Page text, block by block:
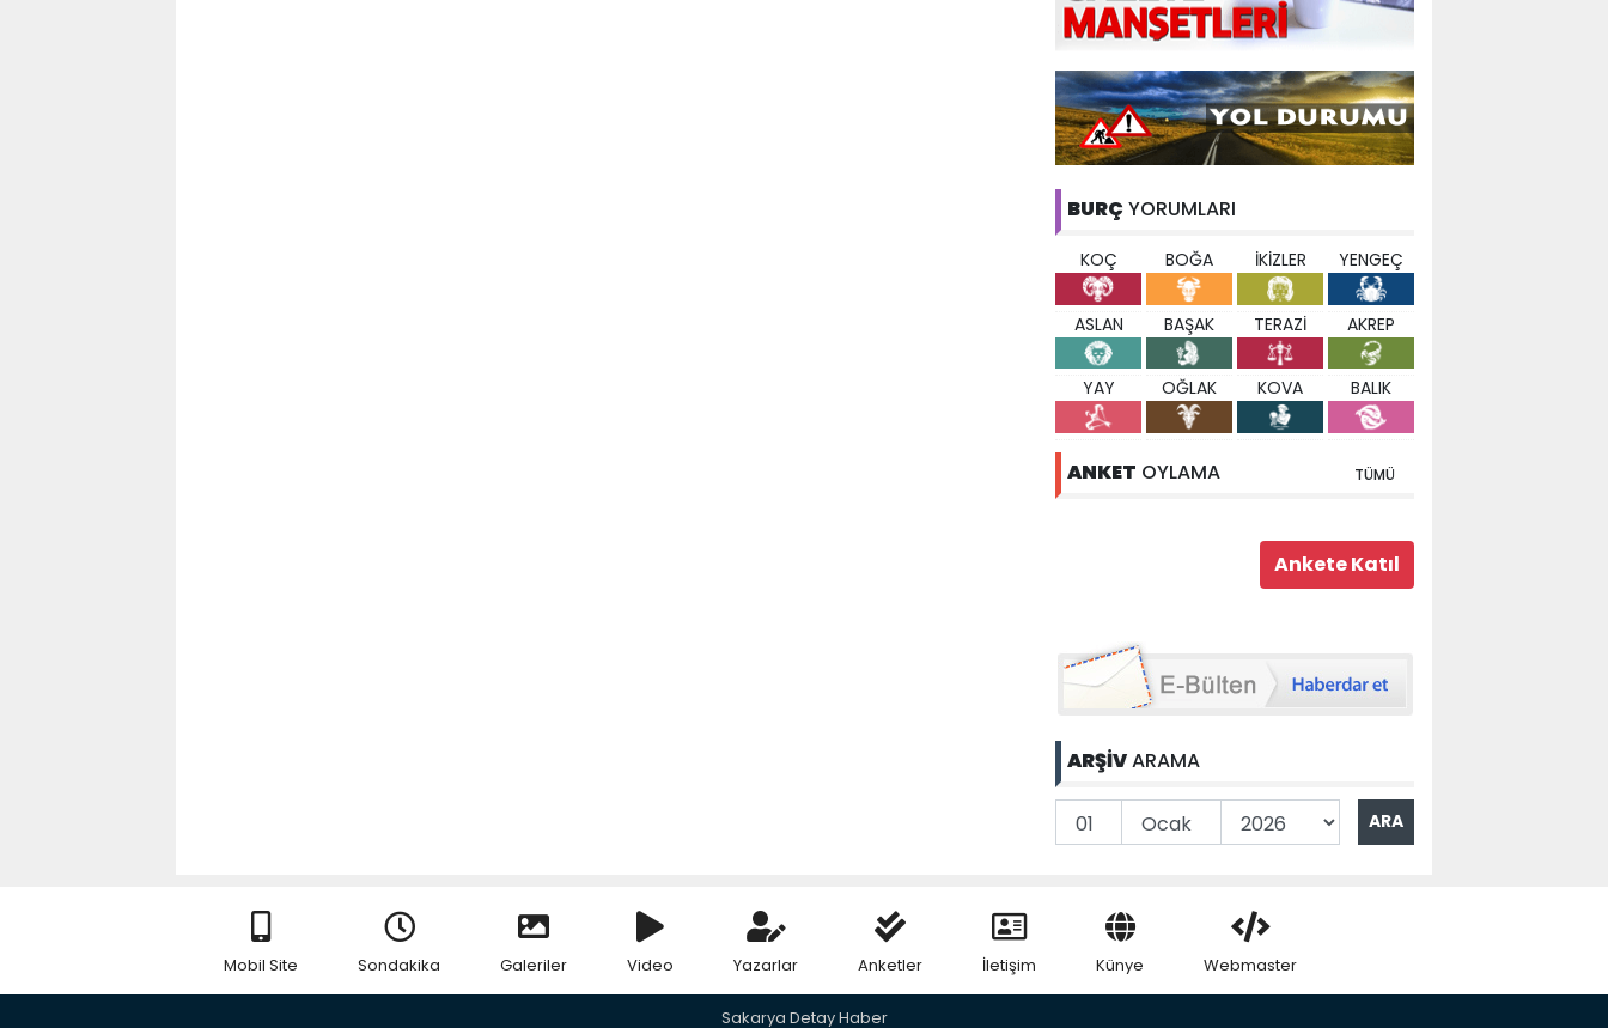
BURÇ YORUMLARI
KOÇ BOĞA İKİZLER YENGEÇ
ASLAN BAŞAK TERAZİ AKREP
YAY OĞLAK KOVA BALIK
ANKET OYLAMA TÜMÜ
ARŞİVARAMA
Mobil Site Sondakika Galeriler Video Yazarlar Anketler İletişim Künye Webmaster
Sakarya Detay Haber